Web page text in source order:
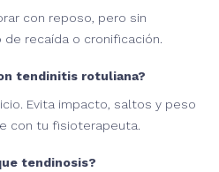
con reposo, pero sin
recaída o cronificación.
tendinitis rotuliana?
Evita impacto, saltos y peso
con tu fisioterapeuta.
tendinosis?